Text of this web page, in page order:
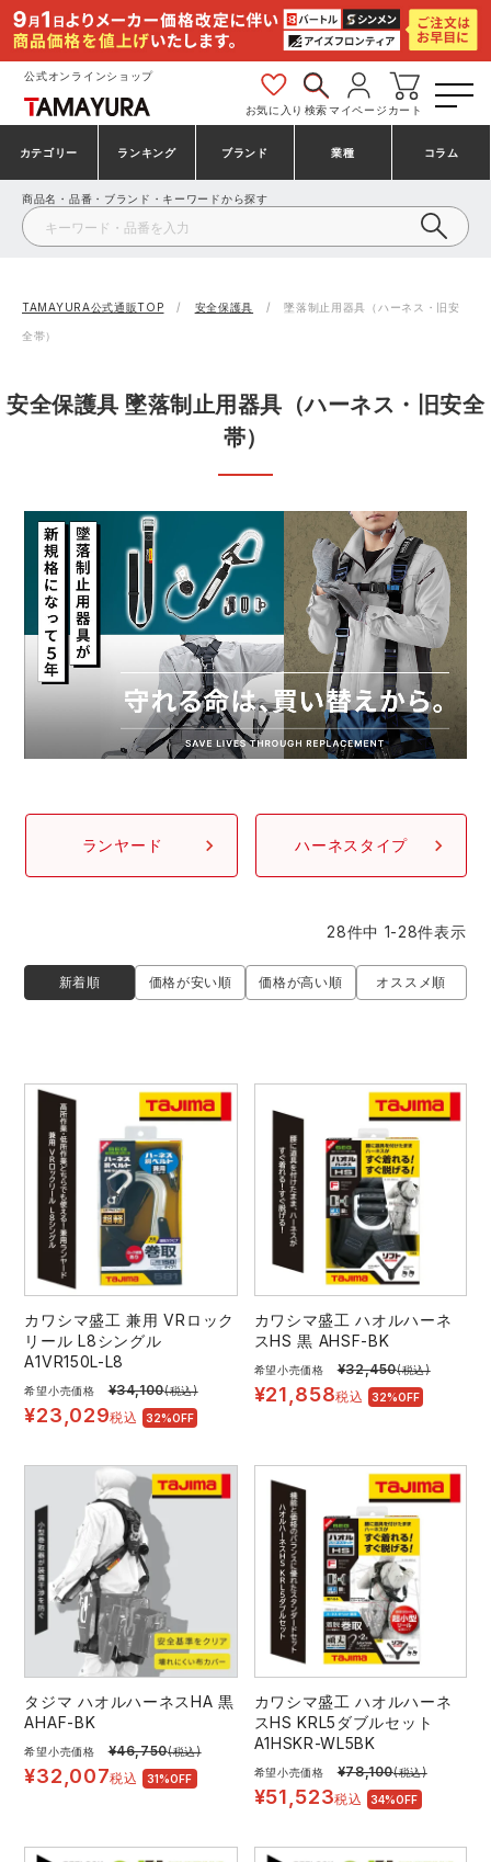
公式オンラインショップ
お気に入り 検索マイページ カート
カテゴリー
安全靴・作業靴
事務服・オフィスウェア
作業用手袋
アウトドア・スポーツ
ワークスーツ
コンプレッションウェア
レインウェア・カッパ
作業用小物・アクセサリー
鞄・バッグ
つなぎ
ファン付き作業着・空調服
電熱ウェア・ヒートウェア
刺繍・プリント加工対象商品
ランキング
安全靴ランキング
安全靴スニーカーランキング
アシックス安全靴ランキング
作業着ランキング
アウトドアウェアランキング
つなぎランキング
空調服ランキング
アイズフロンティア ランキング
TSDESIGN ランキング
コーコス ランキング
アイトス ランキング
ジーベック ランキング
ネーム刺繍・プリント加工対象商品
ニット
ファン付きウェア
防寒
カジュアル
ブランド
アシックス
プーマ コンバース（CONVERSE）
コーコス ジーベック
クロダルマ 桑和
クレヒフク
おたふく手袋 マック
ハイパーV 丸五
ムービンカット グラディエーター
ニオイクリア タカヤ商事
エアークラフト
サーヴォ セロリー 大阪支店
アタックベース
イーブンリバー
スターライト工業 東洋物産工業
弘進ゴム 藤井電工
福山ゴム工業 ビッグボーン商事株式会社
業種
建設・建築作業服
製造・工場作業服
電気・設備作業服
配達・営業作業服
自動車整備士作業服
DIY・日曜大工作業服
医療白衣・介護服
コラム
商品名・品番・ブランド・キーワードから探す
TAMAYURA公式通販TOP 安全保護具 墜落制止用器具（ハーネス・旧安
全帯）
安全保護具 墜落制止用器具（ハーネス・旧安全
帯）
ランヤード ハーネスタイプ
新着順 価格が安い順 価格が高い順 オススメ順
28件中 1-28件表示
カワシマ盛工 兼用 VRロック
リール L8シングル
A1VR150L-L8
希望小売価格 ¥34,100(税込)
¥23,029税込 32%OFF
カワシマ盛工 ハオルハーネ
スHS 黒 AHSF-BK
希望小売価格 ¥32,450(税込)
¥21,858税込 32%OFF
タジマ ハオルハーネスHA 黒
AHAF-BK
希望小売価格 ¥46,750(税込)
¥32,007税込 31%OFF
カワシマ盛工 ハオルハーネ
スHS KRL5ダブルセット
A1HSKR-WL5BK
希望小売価格 ¥78,100(税込)
¥51,523税込 34%OFF